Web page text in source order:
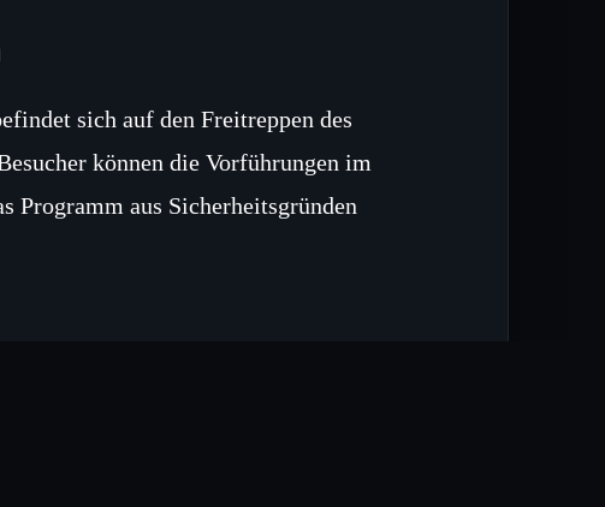
sich auf den Freitreppen des
können die Vorführungen im
Programm aus Sicherheitsgründen